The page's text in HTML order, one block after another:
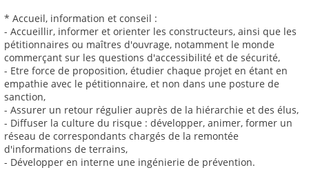
* Accueil, information et conseil :
- Accueillir, informer et orienter les constructeurs, ainsi que les
pétitionnaires ou maîtres d'ouvrage, notamment le monde
commerçant sur les questions d'accessibilité et de sécurité,
- Etre force de proposition, étudier chaque projet en étant en
empathie avec le pétitionnaire, et non dans une posture de
sanction,
- Assurer un retour régulier auprès de la hiérarchie et des élus,
- Diffuser la culture du risque : développer, animer, former un
réseau de correspondants chargés de la remontée
d'informations de terrains,
- Développer en interne une ingénierie de prévention.